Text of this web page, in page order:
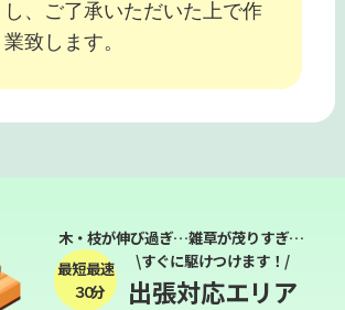
し、ご了承いただいた上で作
業致します。
木・枝が伸び過ぎ…雑草が茂りすぎ…
最短最速
３０分
\すぐに駆けつけます！/
出張対応エリア